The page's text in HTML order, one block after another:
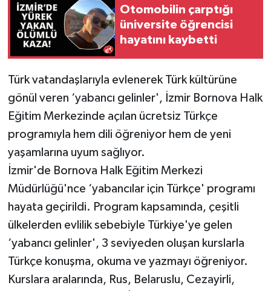
Otomobilin çarptığı
üniversite öğrencisi
hayatını kaybetti
Türk vatandaşlarıyla evlenerek Türk kültürüne
gönül veren ‘yabancı gelinler', İzmir Bornova Halk
Eğitim Merkezinde açılan ücretsiz Türkçe
programıyla hem dili öğreniyor hem de yeni
yaşamlarına uyum sağlıyor.
İzmir'de Bornova Halk Eğitim Merkezi
Müdürlüğü'nce ‘yabancılar için Türkçe' programı
hayata geçirildi. Program kapsamında, çeşitli
ülkelerden evlilik sebebiyle Türkiye'ye gelen
‘yabancı gelinler', 3 seviyeden oluşan kurslarla
Türkçe konuşma, okuma ve yazmayı öğreniyor.
Kurslara aralarında, Rus, Belaruslu, Cezayirli,